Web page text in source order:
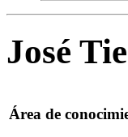
José
Área de